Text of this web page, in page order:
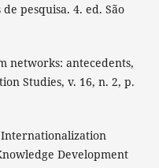
pesquisa. 4. ed. São
networks: antecedents,
Studies, v. 16, n. 2, p.
Internationalization
Development